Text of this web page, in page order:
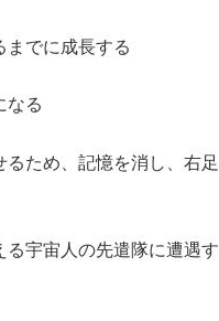
までに成長する
なる
るため、記憶を消し、右足
る宇宙人の先遣隊に遭遇す